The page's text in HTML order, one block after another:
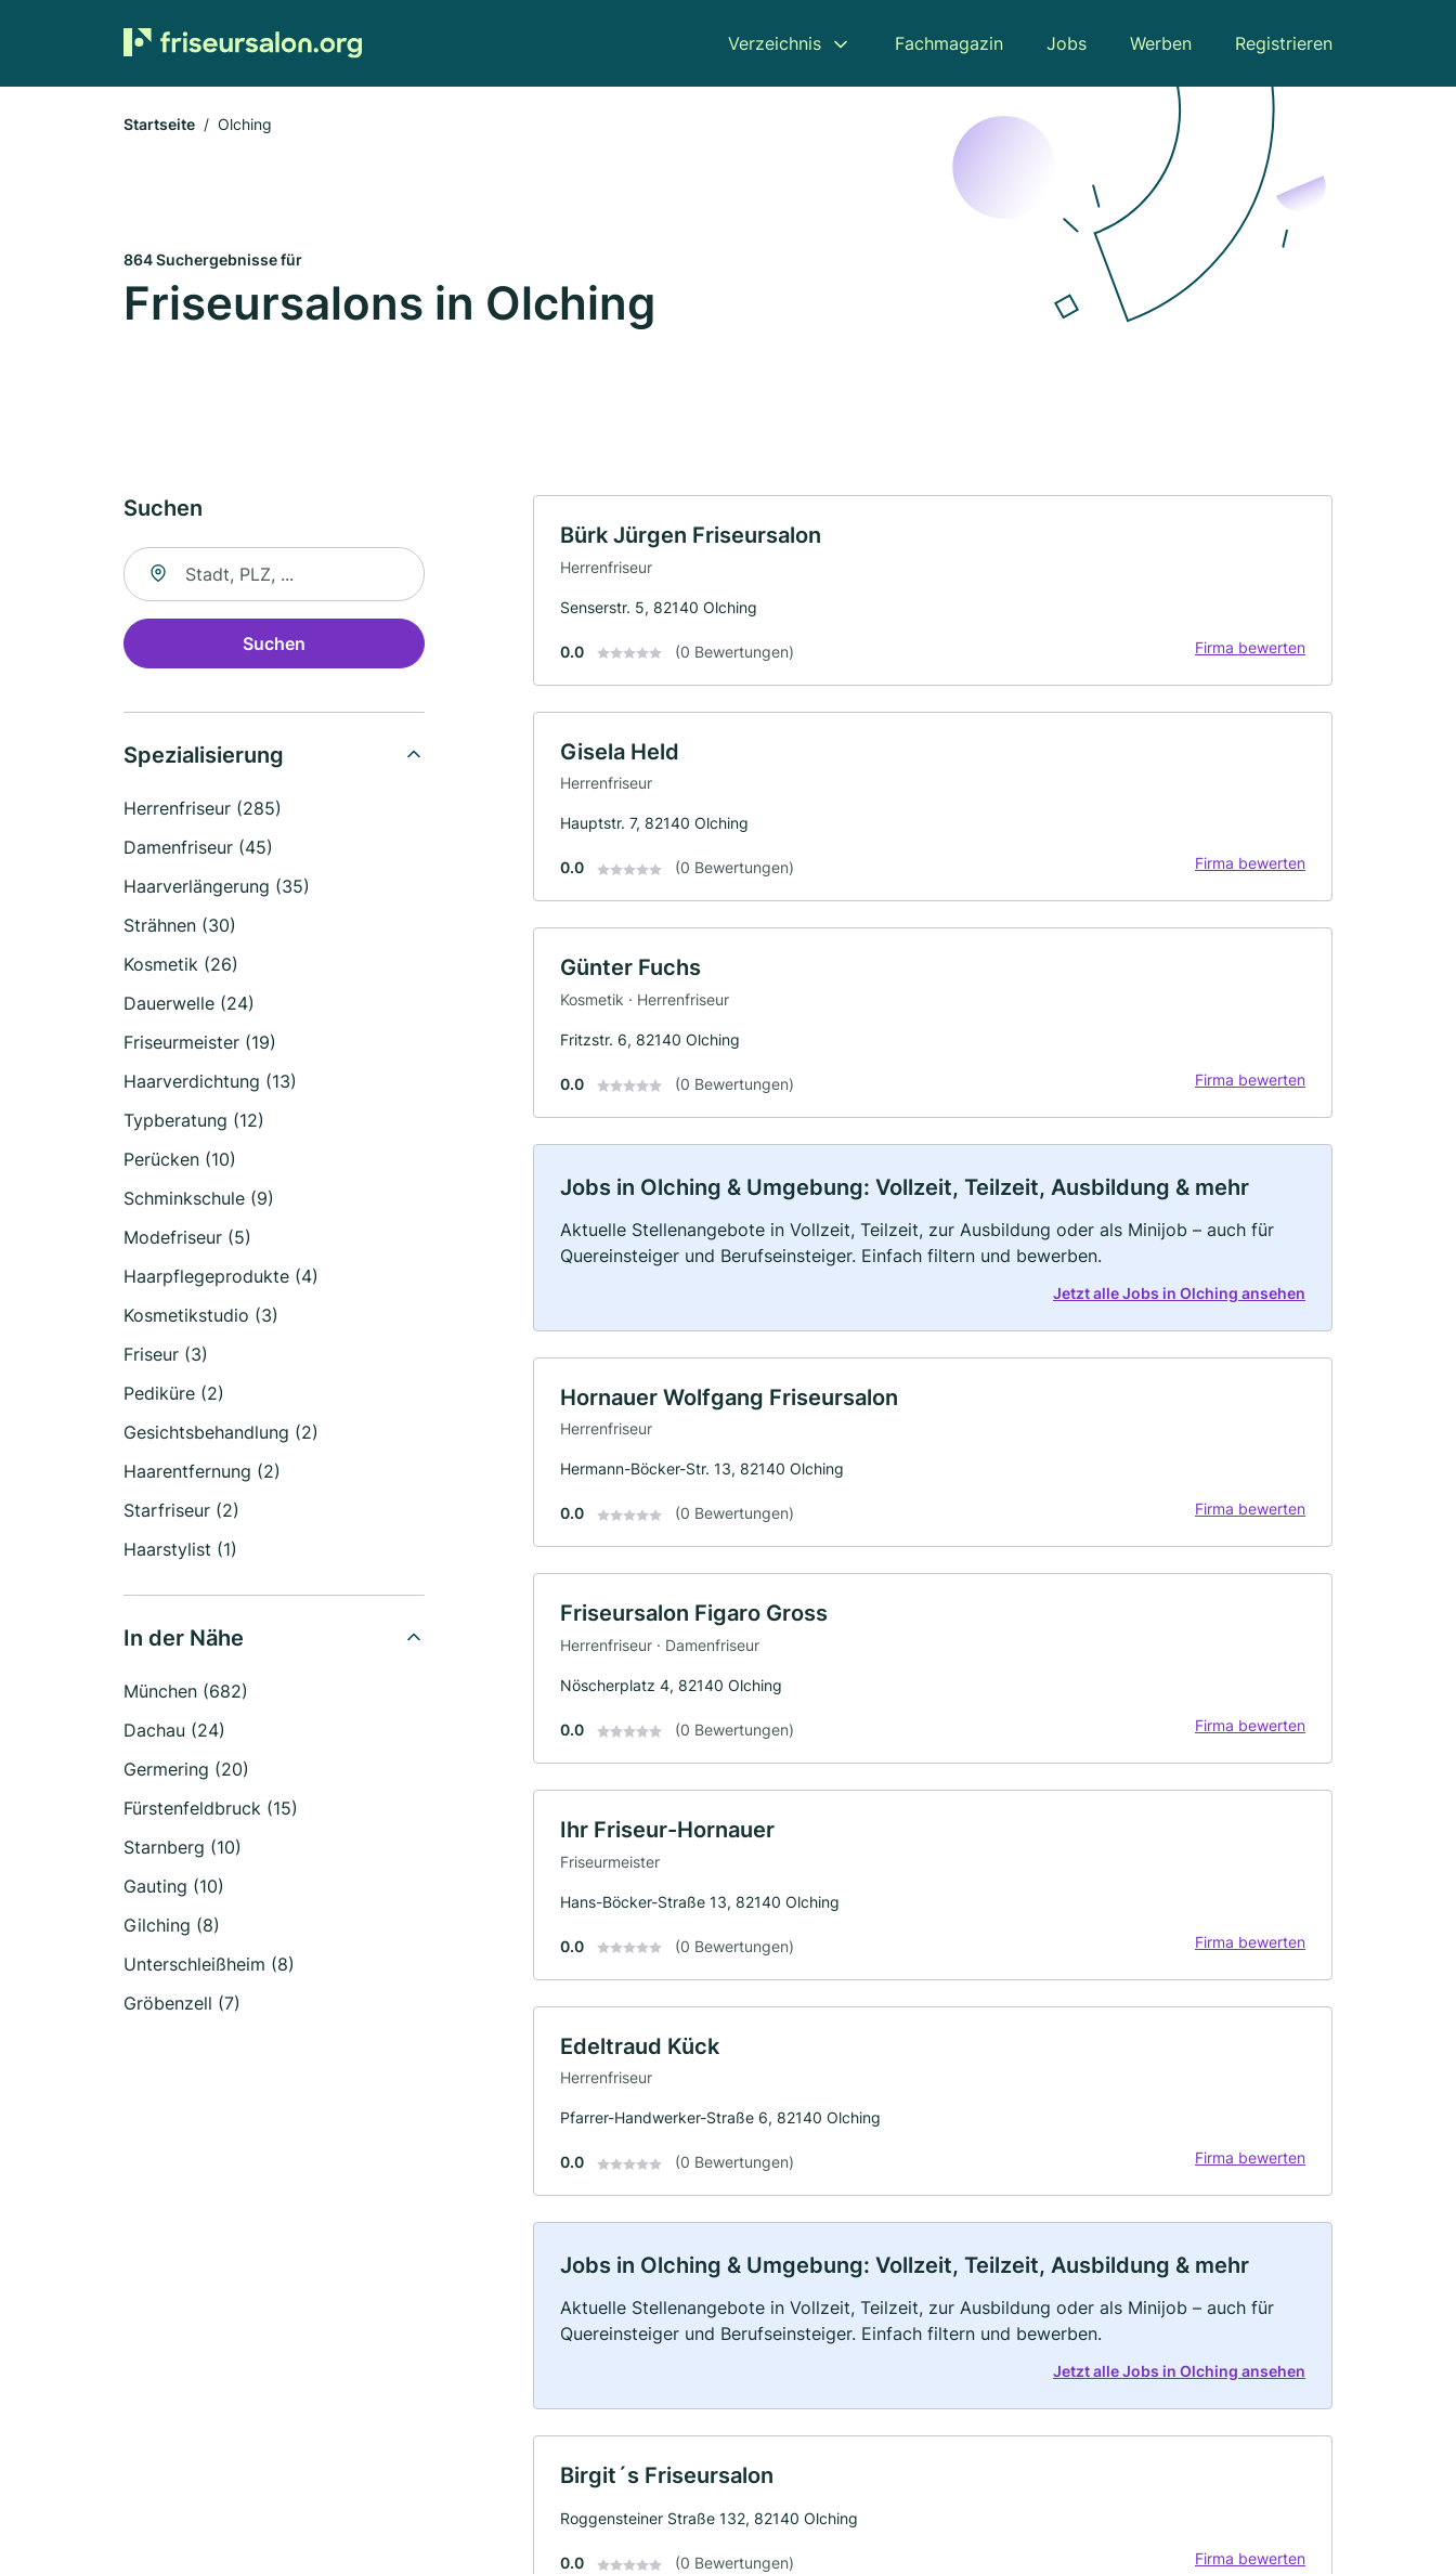
Verzeichnis Fachmagazin Jobs Werben Registrieren
Startseite Olching
864 Suchergebnisse für
Friseursalons in Olching
Suchen
Suche nach Ort
Suchen
Spezialisierung
Herrenfriseur (285)
Damenfriseur (45)
Haarverlängerung (35)
Strähnen (30)
Kosmetik (26)
Dauerwelle (24)
Friseurmeister (19)
Haarverdichtung (13)
Typberatung (12)
Perücken (10)
Schminkschule (9)
Modefriseur (5)
Haarpflegeprodukte (4)
Kosmetikstudio (3)
Friseur (3)
Pediküre (2)
Gesichtsbehandlung (2)
Haarentfernung (2)
Starfriseur (2)
Haarstylist (1)
In der Nähe
München (682)
Dachau (24)
Germering (20)
Fürstenfeldbruck (15)
Starnberg (10)
Gauting (10)
Gilching (8)
Unterschleißheim (8)
Gröbenzell (7)
Bürk Jürgen Friseursalon
Herrenfriseur
Senserstr. 5, 82140 Olching
0.0 (0 Bewertungen) Firma bewerten
Gisela Held
Herrenfriseur
Hauptstr. 7, 82140 Olching
0.0 (0 Bewertungen) Firma bewerten
Günter Fuchs
Kosmetik · Herrenfriseur
Fritzstr. 6, 82140 Olching
0.0 (0 Bewertungen) Firma bewerten
Jobs in Olching & Umgebung: Vollzeit, Teilzeit, Ausbildung & mehr
Aktuelle Stellenangebote in Vollzeit, Teilzeit, zur Ausbildung oder als Minijob – auch für
Quereinsteiger und Berufseinsteiger. Einfach filtern und bewerben.
Jetzt alle Jobs in Olching ansehen
Hornauer Wolfgang Friseursalon
Herrenfriseur
Hermann-Böcker-Str. 13, 82140 Olching
0.0 (0 Bewertungen) Firma bewerten
Friseursalon Figaro Gross
Herrenfriseur · Damenfriseur
Nöscherplatz 4, 82140 Olching
0.0 (0 Bewertungen) Firma bewerten
Ihr Friseur-Hornauer
Friseurmeister
Hans-Böcker-Straße 13, 82140 Olching
0.0 (0 Bewertungen) Firma bewerten
Edeltraud Kück
Herrenfriseur
Pfarrer-Handwerker-Straße 6, 82140 Olching
0.0 (0 Bewertungen) Firma bewerten
Jobs in Olching & Umgebung: Vollzeit, Teilzeit, Ausbildung & mehr
Aktuelle Stellenangebote in Vollzeit, Teilzeit, zur Ausbildung oder als Minijob – auch für
Quereinsteiger und Berufseinsteiger. Einfach filtern und bewerben.
Jetzt alle Jobs in Olching ansehen
Birgit´s Friseursalon
Roggensteiner Straße 132, 82140 Olching
0.0 (0 Bewertungen) Firma bewerten